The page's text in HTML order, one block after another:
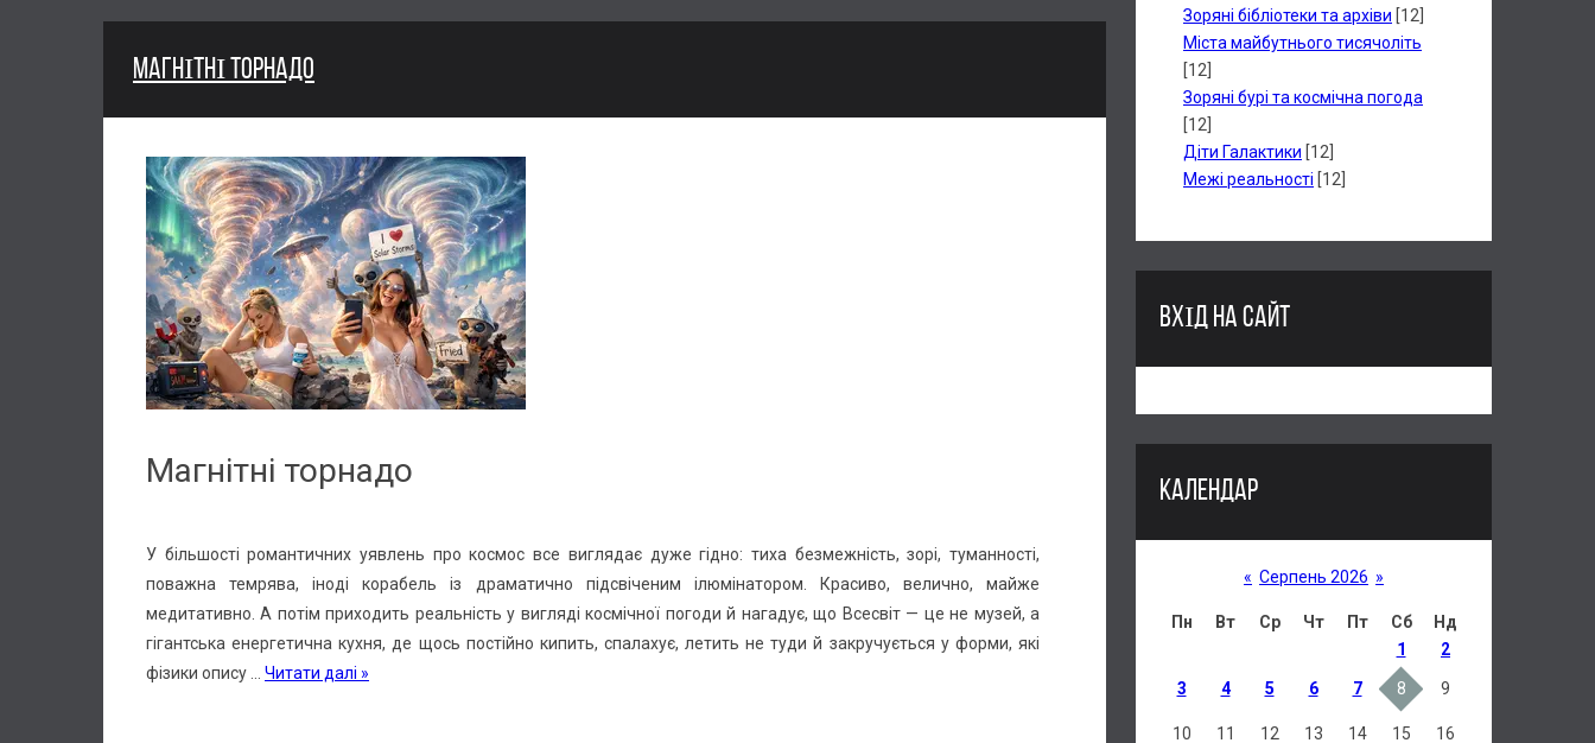
МАГНІТНІ ТОРНАДО
Магнітні торнадо
У більшості романтичних уявлень про космос все виглядає дуже гідно: тиха безмежність, зорі, туманності,
поважна темрява, іноді корабель із драматично підсвіченим ілюмінатором. Красиво, велично, майже
медитативно. А потім приходить реальність у вигляді космічної погоди й нагадує, що Всесвіт — це не музей, а
гігантська енергетична кухня, де щось постійно кипить, спалахує, летить не туди й закручується у форми, які
фізики опису
Читати далі »
Зоряні бібліотеки та архіви [12]
Міста майбутнього тисячоліть
[12]
Зоряні бурі та космічна погода
[12]
Діти Галактики [12]
Межі реальності [12]
ВХІД НА САЙТ
КАЛЕНДАР
« Серпень 2026 »
Пн Вт Ср Чт Пт Сб
Нд
1
2
3 4 5 6 7 8 9
10 11 12 13 14 15 16